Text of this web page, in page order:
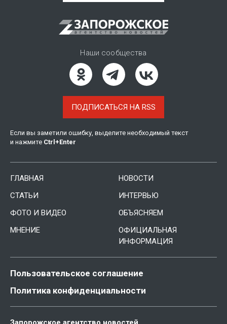
Наши сообщества
ПОДПИСАТЬСЯ НА RSS
Если вы заметили ошибку, выделите необходимый текст
и нажмите Ctrl +Enter
ГЛАВНАЯ
НОВОСТИ
СТАТЬИ
ИНТЕРВЬЮ
ФОТО И ВИДЕО
ОБЪЯСНЯЕМ
МНЕНИЕ
ОФИЦИАЛЬНАЯ
ИНФОРМАЦИЯ
Пользовательское соглашение
Политика конфиденциальности